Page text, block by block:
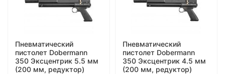
Пневматический
пистолет Dobermann
350 Эксцентрик 5.5 мм
(200 мм, редуктор)
Пневматический
пистолет Dobermann
350 Эксцентрик 4.5 мм
(200 мм, редуктор)